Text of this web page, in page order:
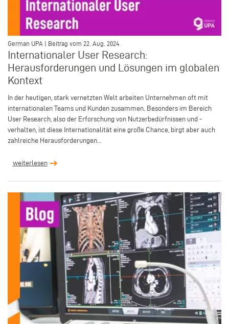
German UPA | Beitrag vom 22. Aug. 2024
Internationaler User Research:
Herausforderungen und Lösungen im globalen
Kontext
In der heutigen, stark vernetzten Welt arbeiten Unternehmen oft mit
internationalen Teams und Kunden zusammen. Besonders im Bereich
User Research, also der Erforschung von Nutzerbedürfnissen und -
verhalten, ist diese Internationalität eine große Chance, birgt aber auch
zahlreiche Herausforderungen...
weiterlesen